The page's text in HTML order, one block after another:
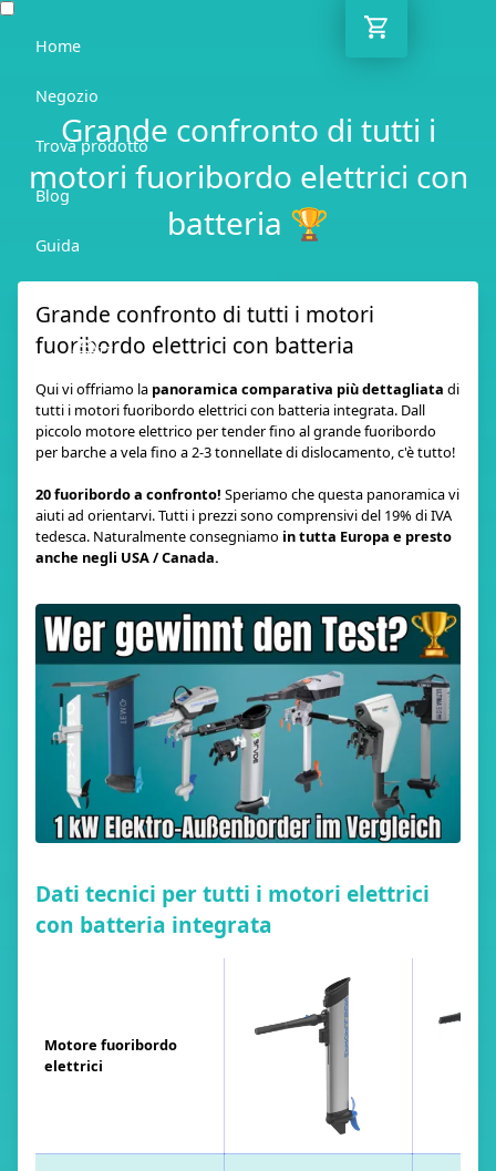
Home
Negozio
Trova prodotto
Blog
Guida
IT
Grande confronto di tutti i
motori fuoribordo elettrici con
batteria 🏆
Grande confronto di tutti i motori
fuoribordo elettrici con batteria
Qui vi offriamo la panoramica comparativa più dettagliata di
tutti i motori fuoribordo elettrici con batteria integrata. Dall
piccolo motore elettrico per tender fino al grande fuoribordo
per barche a vela fino a 2-3 tonnellate di dislocamento, c'è tutto!
20 fuoribordo a confronto! Speriamo che questa panoramica vi
aiuti ad orientarvi. Tutti i prezzi sono comprensivi del 19% di IVA
tedesca. Naturalmente consegniamo in tutta Europa e presto
anche negli USA / Canada.
Dati tecnici per tutti i motori elettrici
con batteria integrata
Motore fuoribordo
elettrici